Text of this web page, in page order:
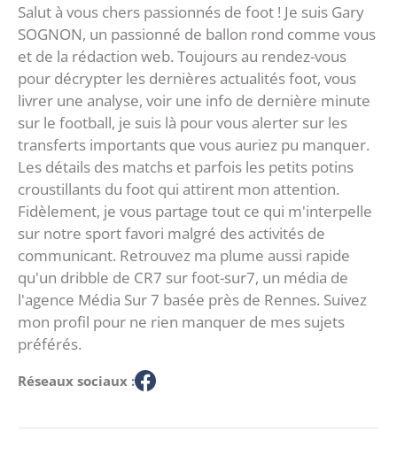
Salut à vous chers passionnés de foot ! Je suis Gary
SOGNON, un passionné de ballon rond comme vous
et de la rédaction web. Toujours au rendez-vous
pour décrypter les dernières actualités foot, vous
livrer une analyse, voir une info de dernière minute
sur le football, je suis là pour vous alerter sur les
transferts importants que vous auriez pu manquer.
Les détails des matchs et parfois les petits potins
croustillants du foot qui attirent mon attention.
Fidèlement, je vous partage tout ce qui m'interpelle
sur notre sport favori malgré des activités de
communicant. Retrouvez ma plume aussi rapide
qu'un dribble de CR7 sur foot-sur7, un média de
l'agence Média Sur 7 basée près de Rennes. Suivez
mon profil pour ne rien manquer de mes sujets
préférés.
Réseaux sociaux :